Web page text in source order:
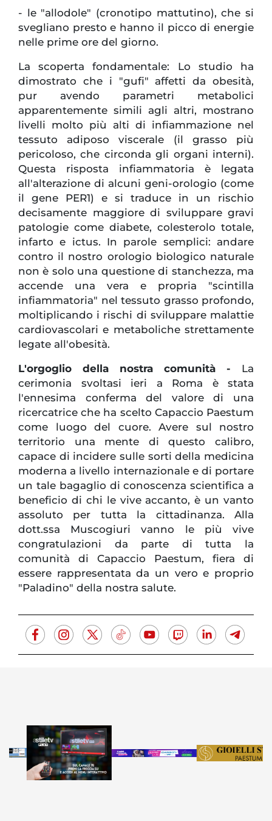
- le "allodole" (cronotipo mattutino), che si
svegliano presto e hanno il picco di energie
nelle prime ore del giorno.
La scoperta fondamentale: Lo studio ha
dimostrato che i "gufi" affetti da obesità,
pur avendo parametri metabolici
apparentemente simili agli altri, mostrano
livelli molto più alti di infiammazione nel
tessuto adiposo viscerale (il grasso più
pericoloso, che circonda gli organi interni).
Questa risposta infiammatoria è legata
all'alterazione di alcuni geni-orologio (come
il gene PER1) e si traduce in un rischio
decisamente maggiore di sviluppare gravi
patologie come diabete, colesterolo totale,
infarto e ictus. In parole semplici: andare
contro il nostro orologio biologico naturale
non è solo una questione di stanchezza, ma
accende una vera e propria "scintilla
infiammatoria" nel tessuto grasso profondo,
moltiplicando i rischi di sviluppare malattie
cardiovascolari e metaboliche strettamente
legate all'obesità.
L'orgoglio della nostra comunità - La
cerimonia svoltasi ieri a Roma è stata
l'ennesima conferma del valore di una
ricercatrice che ha scelto Capaccio Paestum
come luogo del cuore. Avere sul nostro
territorio una mente di questo calibro,
capace di incidere sulle sorti della medicina
moderna a livello internazionale e di portare
un tale bagaglio di conoscenza scientifica a
beneficio di chi le vive accanto, è un vanto
assoluto per tutta la cittadinanza. Alla
dott.ssa Muscogiuri vanno le più vive
congratulazioni da parte di tutta la
comunità di Capaccio Paestum, fiera di
essere rappresentata da un vero e proprio
"Paladino" della nostra salute.